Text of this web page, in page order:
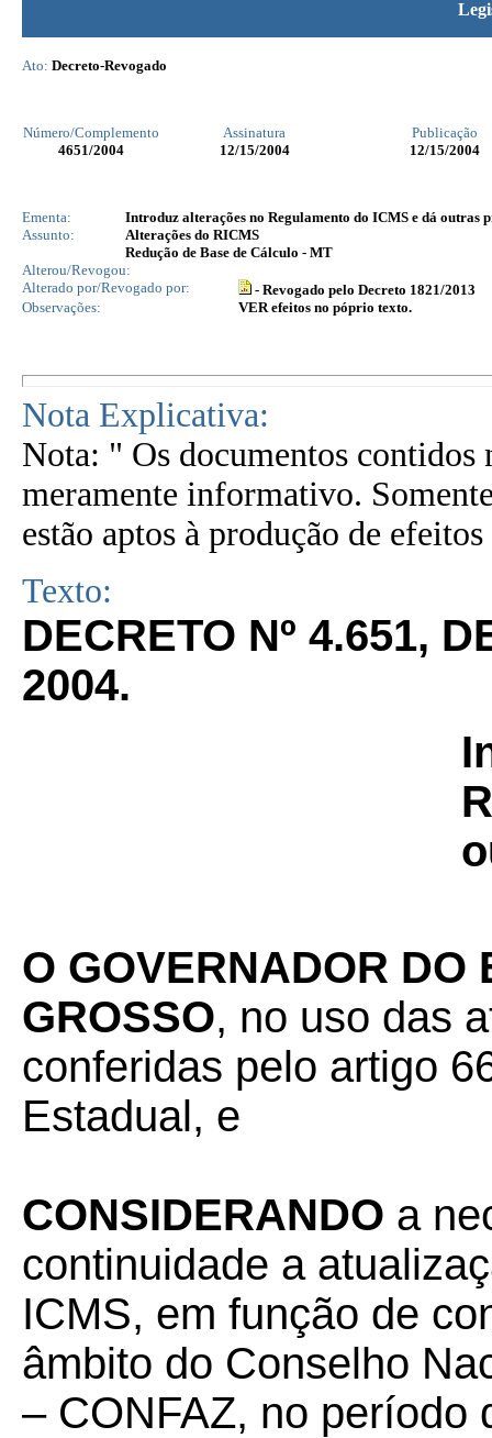
Ato: Decreto-Revogado
Número/Complemento Assinatura
Publicação
4651/2004 12/15/2004 12/15/2004
Ementa:
Introduz alterações no Regulamento do ICMS e dá outras
Assunto:
Alterações do RICMS
Redução de Base de Cálculo - MT
Alterou/Revogou:
Alterado por/Revogado por:
- Revogado pelo Decreto 1821/2013
Observações:
VER efeitos no póprio texto.
Nota Explicativa:
Nota: " Os documentos contidos
meramente informativo.
estão aptos à produção de
Texto:
DECRETO Nº 4.651,
2004.
O GOVERNADOR DO
GROSSO, no uso das
conferidas pelo artigo
Estadual, e
CONSIDERANDO a
continuidade a
ICMS, em função de
âmbito do Conselho
– CONFAZ, no período